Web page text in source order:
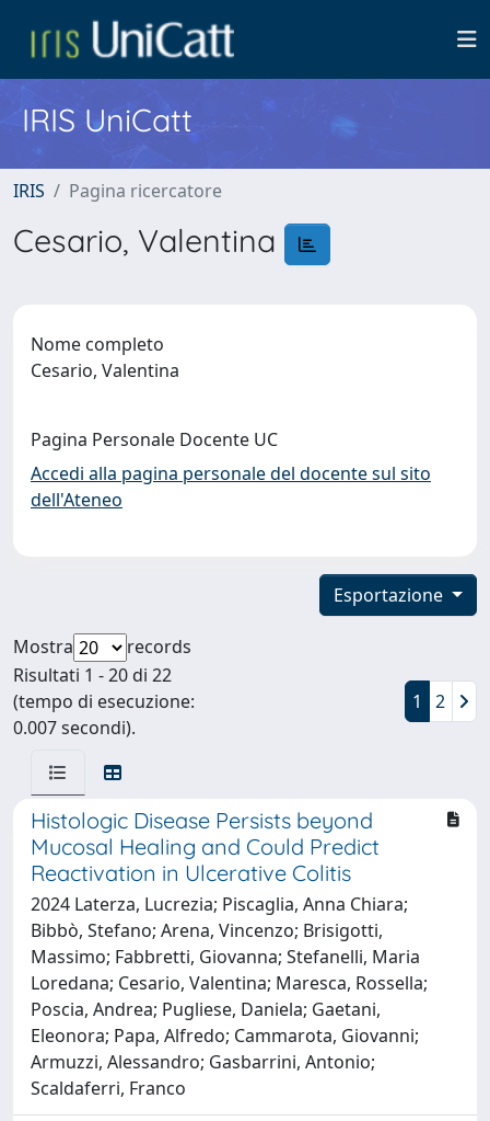
IRIS UniCatt
IRIS Pagina ricercatore
Cesario, Valentina
Nome completo
Cesario, Valentina
Pagina Personale Docente UC
Accedi alla pagina personale del docente sul sito
dell'Ateneo
Esportazione
Mostra
records
Risultati 1 - 20 di 22
(tempo di esecuzione:
0.007 secondi).
1 2
Histologic Disease Persists beyond
Mucosal Healing and Could Predict
Reactivation in Ulcerative Colitis
2024 Laterza, Lucrezia; Piscaglia, Anna Chiara;
Bibbò, Stefano; Arena, Vincenzo; Brisigotti,
Massimo; Fabbretti, Giovanna; Stefanelli, Maria
Loredana; Cesario, Valentina; Maresca, Rossella;
Poscia, Andrea; Pugliese, Daniela; Gaetani,
Eleonora; Papa, Alfredo; Cammarota, Giovanni;
Armuzzi, Alessandro; Gasbarrini, Antonio;
Scaldaferri, Franco